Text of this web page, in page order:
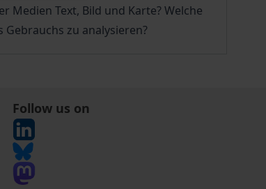
Text, Bild und Karte? Welche
zu analysieren?
Follow us on